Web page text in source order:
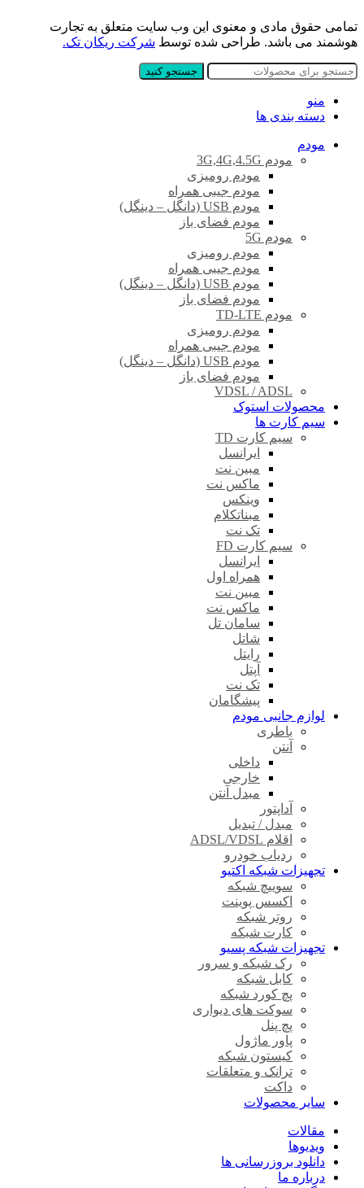
تمامی حقوق مادی و معنوی این وب سایت متعلق به تجارت
هوشمند می باشد. طراحی شده توسط شرکت ریکان تک.
جستجو کنید
منو
دسته بندی ها
مودم
مودم 3G,4G,4.5G
مودم رومیزی
مودم جیبی همراه
مودم USB (دانگل – دینگل)
مودم فضای باز
مودم 5G
مودم رومیزی
مودم جیبی همراه
مودم USB (دانگل – دینگل)
مودم فضای باز
مودم TD-LTE
مودم رومیزی
مودم جیبی همراه
مودم USB (دانگل – دینگل)
مودم فضای باز
VDSL / ADSL
محصولات استوک
سیم کارت ها
سیم کارت TD
ایرانسل
مبین نت
ماکس نت
وینکس
مبناتکلام
تک نت
سیم کارت FD
ایرانسل
همراه اول
مبین نت
ماکس نت
سامان تل
شاتل
رایتل
آپتل
تک نت
پیشگامان
لوازم جانبی مودم
باطری
آنتن
داخلی
خارجی
مبدل آنتن
آداپتور
مبدل / تبدیل
اقلام ADSL/VDSL
ردیاب خودرو
تجهیزات شبکه اکتیو
سوییچ شبکه
اکسس پوینت
روتر شبکه
کارت شبکه
تجهیزات شبکه پسیو
رک شبکه و سرور
کابل شبکه
پچ کورد شبکه
سوکت های دیواری
پچ پنل
پاور ماژول
کیستون شبکه
ترانک و متعلقات
داکت
سایر محصولات
مقالات
ویدیوها
دانلود بروزرسانی ها
درباره ما